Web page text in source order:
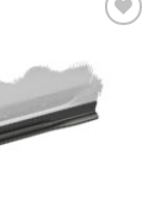
Ajouter
à la
wishlist